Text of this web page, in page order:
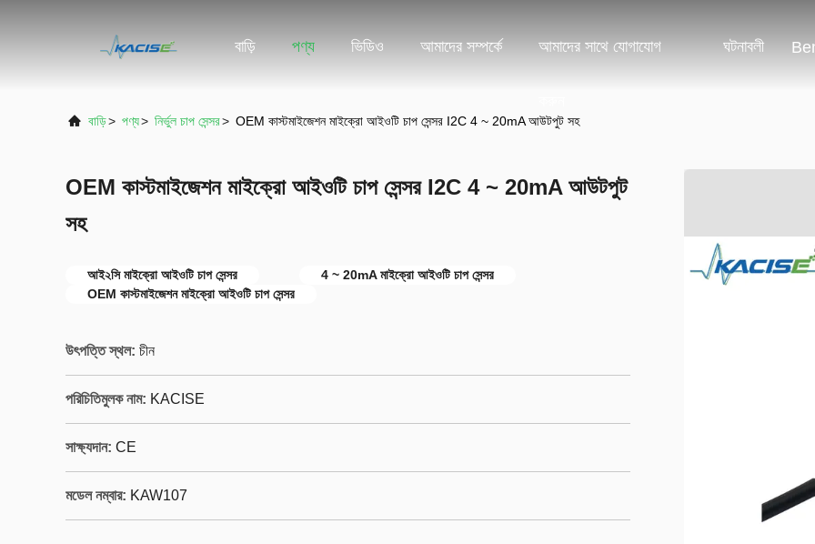
বাড়ি পণ্য ভিডিও আমাদের সম্পর্কে আমাদের সাথে যোগাযোগ ঘটনাবলী
বাড়ি> পণ্য> নির্ভুল চাপ সেন্সর> OEM কাস্টমাইজেশন মাইক্রো আইওটি চাপ সেন্সর I2C 4 ~ 20mA আউটপুট সহ
OEM কাস্টমাইজেশন মাইক্রো আইওটি চাপ সেন্সর I2C 4 ~ 20mA আউটপুট
সহ
আই২সি মাইক্রো আইওটি চাপ সেন্সর
4 ~ 20mA মাইক্রো আইওটি চাপ সেন্সর
OEM কাস্টমাইজেশন মাইক্রো আইওটি চাপ সেন্সর
উৎপত্তি স্থল: চীন
পরিচিতিমুলক নাম: KACISE
সাক্ষ্যদান: CE
মডেল নম্বার: KAW107